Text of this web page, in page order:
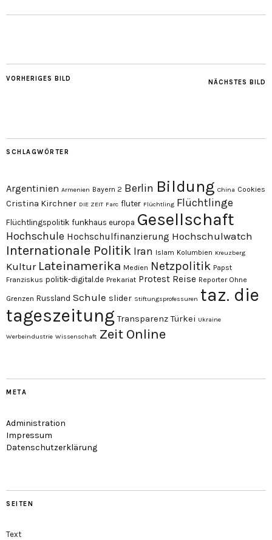
NÄCHSTES BILD
VORHERIGES BILD
SCHLAGWÖRTER
Argentinien Armenien Bayern 2 Berlin Bildung China Cookies
Cristina Kirchner DIE ZEIT Farc fluter Flüchtling Flüchtlinge
Flüchtlingspolitik funkhaus europa Gesellschaft
Hochschule Hochschulfinanzierung Hochschulwatch
Internationale Politik Iran Islam Kolumbien Kreuzberg
Kultur Lateinamerika Medien Netzpolitik Papst
Franziskus politik-digital.de Prekariat Protest Reise Reporter Ohne
Grenzen Russland Schule slider Stiftungsprofessuren taz. die
tageszeitung Transparenz Türkei Ukraine
Werbeindustrie Wissenschaft Zeit Online
META
Administration
Impressum
Datenschutzerklärung
SEITEN
Text